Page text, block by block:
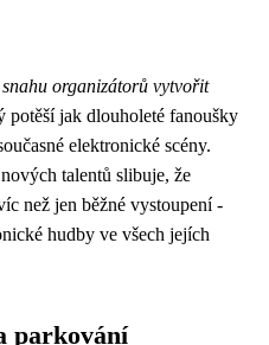
organizátorů vytvořit
potěší jak dlouholeté fanoušky
elektronické scény.
talentů slibuje, že
než jen běžné vystoupení -
hudby ve všech jejích
parkování